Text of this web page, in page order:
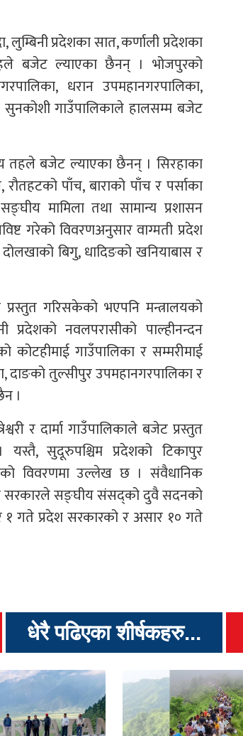
प्रदेशका सात, कर्णाली प्रदेशका
बजेट ल्याएका छैनन् । भोजपुरको
धरान उपमहानगरपालिका,
गाउँपालिकाले हालसम्म बजेट
तहले बजेट ल्याएका छैनन् । सिरहाका
पाँच, बाराको पाँच र पर्साका
मामिला तथा सामान्य प्रशासन
गरेको विवरणअनुसार वाग्मती प्रदेश
बिगु, धादिङको खनियाबास र
गरिसकेको भएपनि मन्त्रालयको
नवलपरासीको पाल्हीनन्दन
कोटहीमाई गाउँपालिका र सम्मरीमाई
दाङको तुल्सीपुर उपमहानगरपालिका र
।
र दार्मा गाउँपालिकाले बजेट प्रस्तुत
सुदूरुपश्चिम प्रदेशको टिकापुर
विवरणमा उल्लेख छ । संवैधानिक
सरकारले सङ्घीय संसद्को दुवै सदनको
गते प्रदेश सरकारको र असार १० गते
धेरै पढिएका शीर्षकहरु...